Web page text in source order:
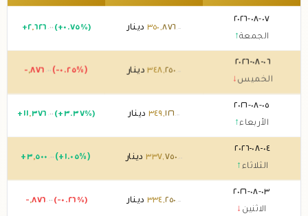
٠٧-٠٨-٢٠٢٦
الجمعة↑
٣٥٠,٨٧٦ .٠٠ دينار +٢,٦٢٦ .٠٠ (+٠.٧٥%)
٠٦-٠٨-٢٠٢٦
الخميس ↓
٣٤٨,٢٥٠ دينار -,٨٧٦ .٠٠ (-٠.٢٥%)
٠٥-٠٨-٢٠٢٦
الأربعاء↑
٣٤٩,١٢٦ .٠٠ دينار + ١١,٣٧٦ .٠٠ (+٣.٣٧%)
٠٤-٠٨-٢٠٢٦
الثلاثاء ↑
٣٣٧,٧٥٠ .٠٠ دينار + ٣,٥٠٠ .٠٠ (+١.٠٥%)
٠٣-٠٨-٢٠٢٦
الاثنين ↓
٣٣٤,٢٥٠ .٠٠ دينار -,٨٧٦ .٠٠ (-٠.٢٦%)